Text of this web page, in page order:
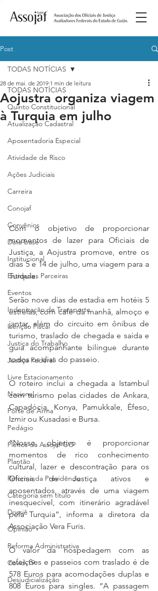
Post
TODAS NOTÍCIAS
Quinto Constitucional
Atualização Cadastral
Aposentadoria Especial
Atividade de Risco
Ações Judiciais
Carreira
Conojaf
Convênios
Data-base
Institucional
Entidades Parceiras
Eventos
Indenização de Transporte
Isenção Fiscal
Justiça do Trabalho
Justiça Federal
Livre Estacionamento
Nacional
Porte de Arma
Pedágio
Pleitos da Assojaf-GO
Plantão
Reforma da Previdência
Categoria sem título
Dossiê
Opinião
Reforma Administrativa
Covid-19
Desjudicialização
TODAS NOTÍCIAS
Aojustra organiza viagem
à Turquia em julho
28 de mai. de 2019 1 min de leitura
Com o objetivo de proporcionar
momentos de lazer para Oficiais de
Justiça, a Aojustra promove, entre os
dias 5 e 14 de julho, uma viagem para a
Turquia.
Serão nove dias de estadia em hotéis 5
estrelas, com café da manhã, almoço e
jantar, além do circuito em ônibus de
turismo, traslado de chegada e saída e
guia acompanhante bilíngue durante
todos os dias do passeio.
O roteiro inclui a chegada a Istambul
com turismo pelas cidades de Ankara,
Capadócia, Konya, Pamukkale, Éfeso,
Izmir ou Kusadasi e Bursa.
“Nosso objetivo é proporcionar
momentos de rico conhecimento
cultural, lazer e descontração para os
Oficiais de Justiça ativos e
aposentados, através de uma viagem
inesquecível, com itinerário agradável
pela Turquia”, informa a diretora da
Associação Vera Furis.
O valor da hospedagem com as
refeições e passeios com traslado é de
578 Euros para acomodações duplas e
808 Euros para singles. “A passagem